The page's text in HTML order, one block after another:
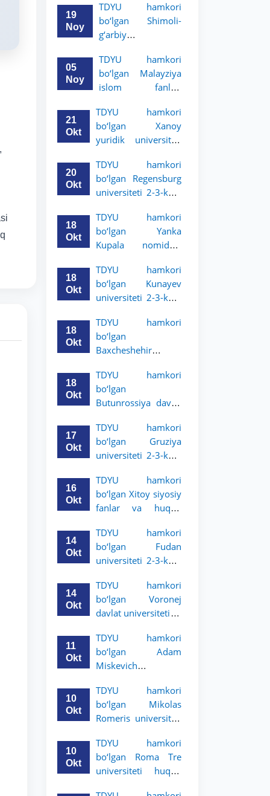
himoyasi bo‘lib
o‘tadi
19
Noy
TDYU hamkori
bo‘lgan Shimoli-
g‘arbiy
huquq universiteti
2-3-kurs talabalari
uchun akademik
e’lon qildi
05
Noy
TDYU hamkori
bo‘lgan Malayziya
islom fanlari
kurs talabalari
uchun akademik
mobillik dasturini
21
Okt
TDYU hamkori
bo‘lgan Xanoy
yuridik universiteti
talabalari uchun
akademik mobillik
dasturini e’lon qildi
20
Okt
TDYU hamkori
bo‘lgan Regensburg
universiteti 2-3-kurs
akademik mobillik
dasturini e’lon qildi
18
Okt
TDYU hamkori
bo‘lgan Yanka
Kupala nomidagi
universiteti 2-3-
bosqich talabalari
uchun akademik
e’lon qildi
18
Okt
TDYU hamkori
bo‘lgan Kunayev
universiteti 2-3-kurs
akademik mobillik
dasturini e’lon qiladi
18
Okt
TDYU hamkori
bo‘lgan
Baxcheshehir
bosqich talabalari
uchun akademik
mobillik dasturini
18
Okt
TDYU hamkori
bo‘lgan
Butunrossiya davlat
3-kurs talabalari
uchun akademik
mobillik dasturini
17
Okt
TDYU hamkori
bo‘lgan Gruziya
universiteti 2-3-kurs
akademik mobillik
dasturini e’lon qildi
16
Okt
TDYU hamkori
bo‘lgan Xitoy siyosiy
fanlar va huquq
talabalari uchun
akademik mobillik
dasturini e’lon qildi
14
Okt
TDYU hamkori
bo‘lgan Fudan
universiteti 2-3-kurs
akademik mobillik
dasturini e’lon qildi
14
Okt
TDYU hamkori
bo‘lgan Voronej
davlat universiteti 2-
uchun akademik
mobillik dasturini
e’lon qildi
11
Okt
TDYU hamkori
bo‘lgan Adam
Miskevich
bosqich talabalari
uchun akademik
mobillik dasturini
10
Okt
TDYU hamkori
bo‘lgan Mikolas
Romeris universiteti
uchun akademik
mobillik dasturini
e’lon qildi
10
Okt
TDYU hamkori
bo‘lgan Roma Tre
universiteti huquq